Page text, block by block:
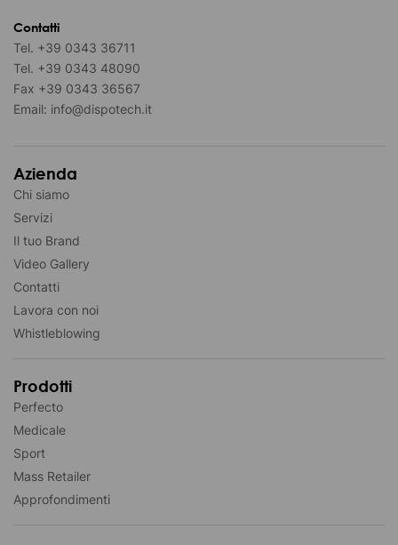
Contatti
Tel. +39 0343 36711
Tel. +39 0343 48090
Fax +39 0343 36567
Email: info@dispotech.it
Azienda
Chi siamo
Servizi
Il tuo Brand
Video Gallery
Contatti
Lavora con noi
Whistleblowing
Prodotti
Perfecto
Medicale
Sport
Mass Retailer
Approfondimenti